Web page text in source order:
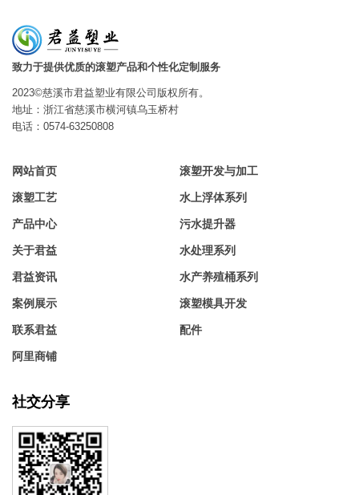
致力于提供优质的滚塑产品和个性化定制服务
2023©慈溪市君益塑业有限公司版权所有。
地址：浙江省慈溪市横河镇乌玉桥村
电话：0574-63250808
网站首页
滚塑工艺
产品中心
关于君益
君益资讯
案例展示
联系君益
阿里商铺
滚塑开发与加工
水上浮体系列
污水提升器
水处理系列
水产养殖桶系列
滚塑模具开发
配件
社交分享